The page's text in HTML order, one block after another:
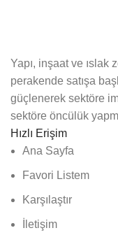
Yapı, inşaat ve ıslak
perakende satışa
güçlenerek sektöre
sektöre öncülük
Hızlı Erişim
Ana Sayfa
Favori Listem
Karşılaştır
İletişim